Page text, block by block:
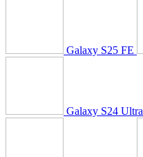
Galaxy S25 FE
Galaxy S24 Ultra